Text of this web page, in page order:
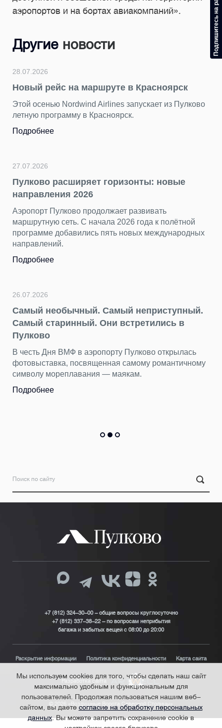
аэропортов и на бортах авиакомпаний».
Другие новости
28.07.2026
Новый рейс на маршруте в Красноярск
Этой осенью Nordwind Airlines запускает из Пулково
летную программу в Красноярск.
Подробнее
27.07.2026
Пулково расширяет горизонты: новые
направления 2026
Аэропорт Пулково продолжает развивать
маршрутную сеть. С начала 2026 года к полётной
программе добавились пять новых международных
направлений.
Подробнее
26.07.2026
Самый необычный. Самый неприступный.
Самый старинный. Они встретились в
Пулково
В честь Дня ВМФ в аэропорту Пулково открылась
фотовыставка, посвященная самому романтичному
символу мореплавания — маякам.
Подробнее
+7 (812) 324-30-00 - общие вопросы круглосуточно
+7 (812) 337-38-22 – по вопросам неприбытия
багажа и забытых вещей с 08:00 до 20:00
Раскрытие информации Политика конфиденциальности Карта сайта
Разработка сайта
© 2026 «Воздушные Ворота Северной Столицы»
Подпишитесь на рассылку
Мы используем cookies для того, чтобы сделать наш сайт
максимально удобным и функциональным для
пользователей. Продолжая пользоваться нашим веб-
сайтом, вы даетесогласие на обработку персональных
данных. Вы можете запретить сохранение cookie в